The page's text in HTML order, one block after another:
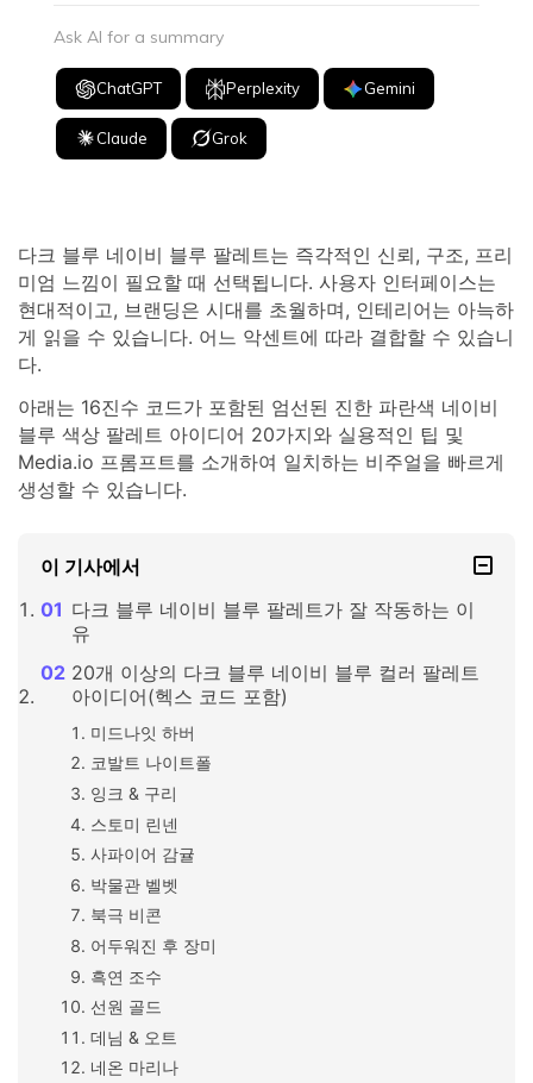
Ask AI for a summary
ChatGPT Perplexity Gemini
Claude Grok
다크 블루 네이비 블루 팔레트는 즉각적인 신뢰, 구조, 프리
미엄 느낌이 필요할 때 선택됩니다. 사용자 인터페이스는
현대적이고, 브랜딩은 시대를 초월하며, 인테리어는 아늑하
게 읽을 수 있습니다. 어느 악센트에 따라 결합할 수 있습니
다.
아래는 16진수 코드가 포함된 엄선된 진한 파란색 네이비
블루 색상 팔레트 아이디어 20가지와 실용적인 팁 및
Media.io 프롬프트를 소개하여 일치하는 비주얼을 빠르게
생성할 수 있습니다.
이 기사에서
다크 블루 네이비 블루 팔레트가 잘 작동하는 이
유
20개 이상의 다크 블루 네이비 블루 컬러 팔레트
아이디어(헥스 코드 포함)
미드나잇 하버
코발트 나이트폴
잉크 & 구리
스토미 린넨
사파이어 감귤
박물관 벨벳
북극 비콘
어두워진 후 장미
흑연 조수
선원 골드
데님 & 오트
네온 마리나